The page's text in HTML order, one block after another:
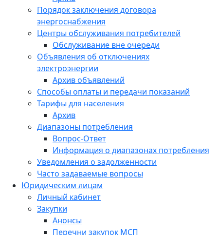
Порядок заключения договора
энергоснабжения
Центры обслуживания потребителей
Обслуживание вне очереди
Объявления об отключениях
электроэнергии
Архив объявлений
Способы оплаты и передачи показаний
Тарифы для населения
Архив
Диапазоны потребления
Вопрос-Ответ
Информация о диапазонах потребления
Уведомления о задолженности
Часто задаваемые вопросы
Юридическим лицам
Личный кабинет
Закупки
Анонсы
Перечни закупок МСП